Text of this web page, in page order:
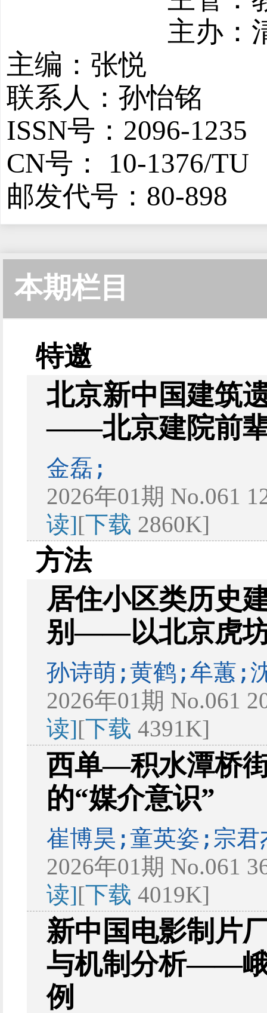
主办：
主编：张悦
联系人：孙怡铭
ISSN号：2096-1235
CN号： 10-1376/TU
邮发代号：80-898
本期栏目
特邀
北京新中国建筑
——北京建院前
金磊;
2026年01期 No.061
读][下载 2860K]
方法
居住小区类历史
别——以北京虎
孙诗萌;黄鹤;牟蕙;
2026年01期 No.061
读][下载 4391K]
西单—积水潭桥
的“媒介意识”
崔博昊;童英姿;宗
2026年01期 No.061
读][下载 4019K]
新中国电影制片
与机制分析——
例